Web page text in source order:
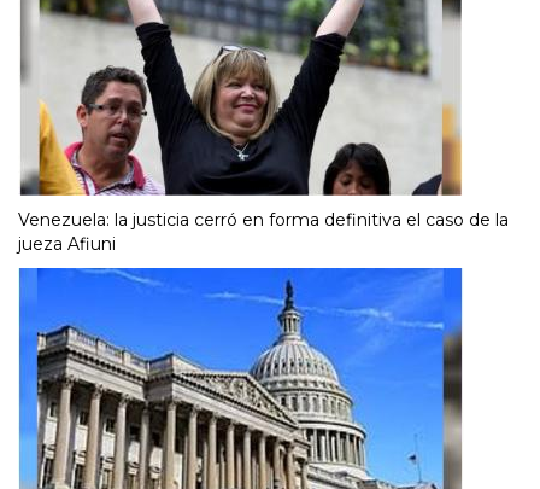
Venezuela: la justicia cerró en forma definitiva el caso de la
jueza Afiuni